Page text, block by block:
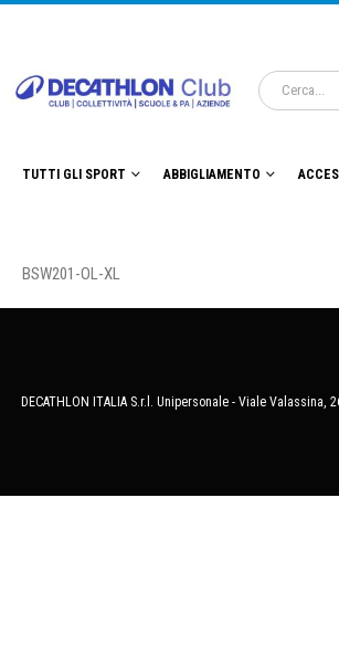
TUTTI GLI SPORT ABBIGLIAMENTO
BSW201-OL-XL
DECATHLON ITALIA S.r.l. Unipersonale - Viale Valassina,